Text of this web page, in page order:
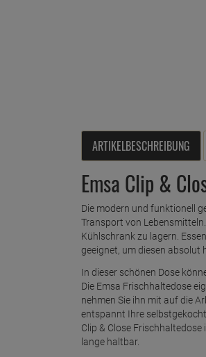
ARTIKELBESCHREIBUNG
Emsa Clip &
Die modern und funktionell
Transport von
Kühlschrank zu lagern.
geeignet, um diesen absolut
In dieser schönen Dose
Die Emsa Frischhaltedose
nehmen Sie ihn mit auf die
entspannt Ihre
Clip & Close
lange haltbar.